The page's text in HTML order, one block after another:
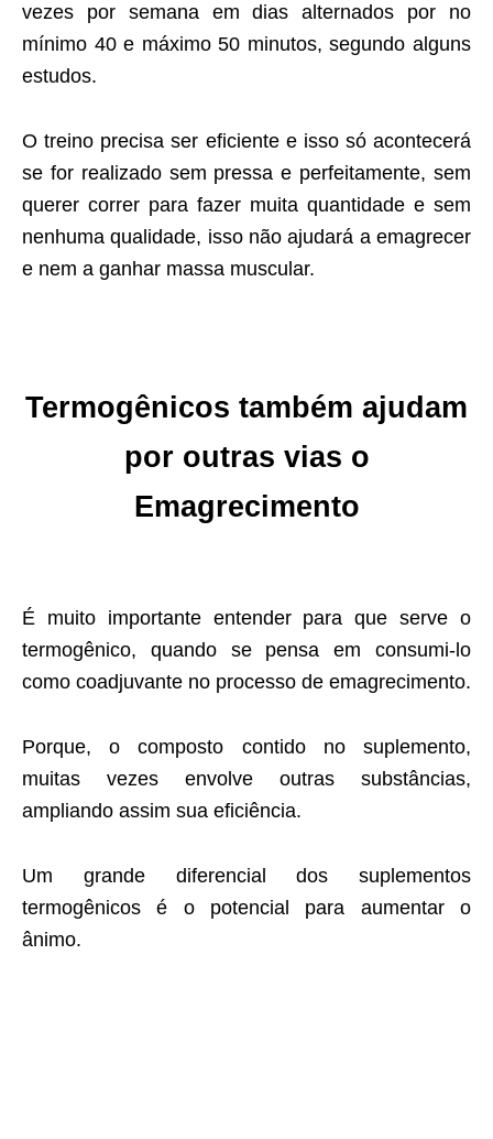
vezes por semana em dias alternados por no
mínimo 40 e máximo 50 minutos, segundo alguns
estudos.
O treino precisa ser eficiente e isso só acontecerá
se for realizado sem pressa e perfeitamente, sem
querer correr para fazer muita quantidade e sem
nenhuma qualidade, isso não ajudará a emagrecer
e nem a ganhar massa muscular.
Termogênicos também ajudam
por outras vias o
Emagrecimento
É muito importante entender para que serve o
termogênico, quando se pensa em consumi-lo
como coadjuvante no processo de emagrecimento.
Porque, o composto contido no suplemento,
muitas vezes envolve outras substâncias,
ampliando assim sua eficiência.
Um grande diferencial dos suplementos
termogênicos é o potencial para aumentar o
ânimo.